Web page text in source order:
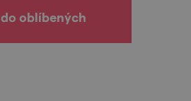
do oblíbených